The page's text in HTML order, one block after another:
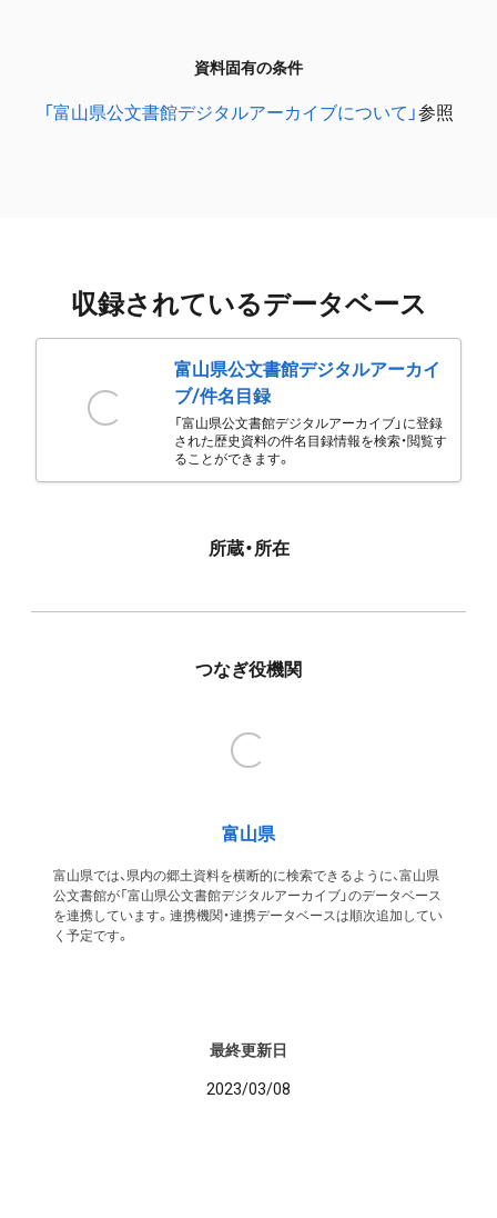
資料固有の条件
「富山県公文書館デジタルアーカイブについて」参照
収録されているデータベース
富山県公文書館デジタルアーカイ
ブ/件名目録
「富山県公文書館デジタルアーカイブ」に登録
された歴史資料の件名目録情報を検索・閲覧す
ることができます。
所蔵・所在
つなぎ役機関
富山県
富山県では、県内の郷土資料を横断的に検索できるように、富山県
公文書館が「富山県公文書館デジタルアーカイブ」のデータベース
を連携しています。連携機関・連携データベースは順次追加してい
く予定です。
最終更新日
2023/03/08